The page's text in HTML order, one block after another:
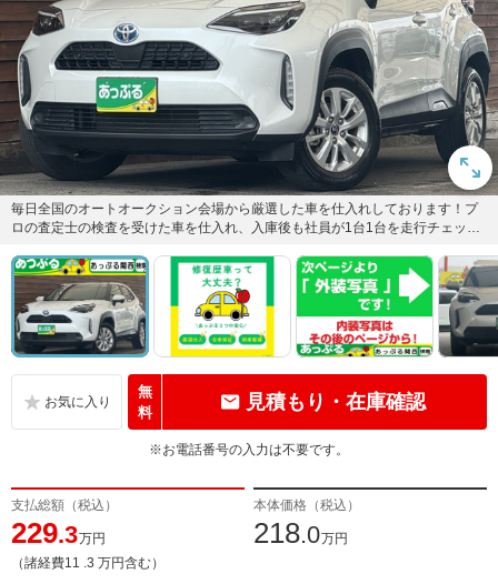
毎日全国のオートオークション会場から厳選した車を仕入れしております！プ
ロの査定士の検査を受けた車を仕入れ、入庫後も社員が1台1台を走行チェック
無
料
見積もり・在庫確認
※お電話番号の入力は不要です。
支払総額（税込）
229.3万円
（諸経費11 .3 万円含む）
本体価格（税込）
218.0万円